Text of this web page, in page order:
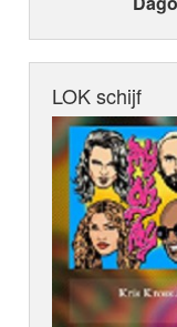
LOK schijf